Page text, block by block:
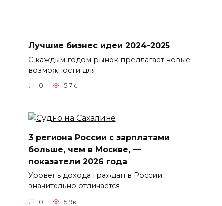
Лучшие бизнес идеи 2024-2025
С каждым годом рынок предлагает новые
возможности для
0 5.7к.
3 региона России с зарплатами
больше, чем в Москве, —
показатели 2026 года
Уровень дохода граждан в России
значительно отличается
0 5.9к.